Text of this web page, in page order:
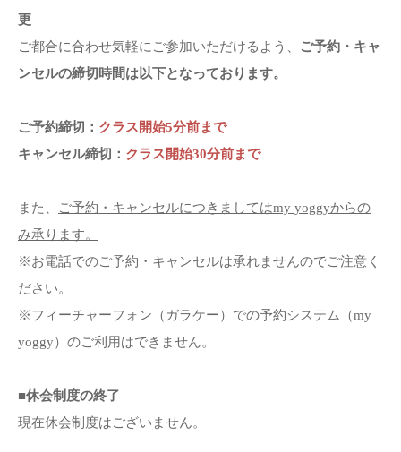
更
ご都合に合わせ気軽にご参加いただけるよう、 ご予約・キャ
ンセルの締切時間は以下となっております。
ご予約締切： クラス開始5分前まで
キャンセル締切： クラス開始30分前まで
また、 ご予約・キャンセルにつきましてはmy yoggyからの
み承ります。
※お電話でのご予約・キャンセルは承れませんのでご注意く
ださい。
※フィーチャーフォン（ガラケー）での予約システム（my
yoggy）のご利用はできません。
■休会制度の終了
現在休会制度はございません。